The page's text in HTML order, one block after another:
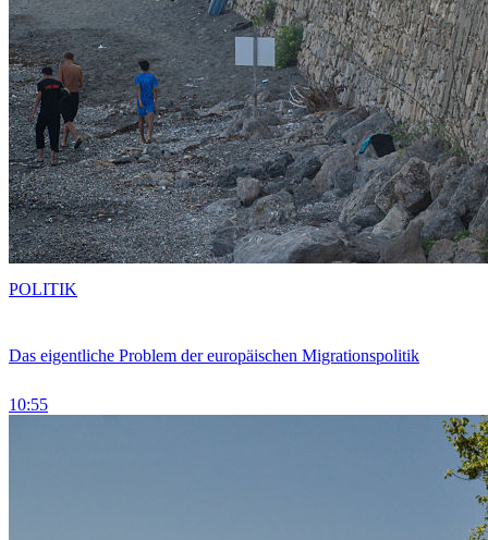
Das eigentliche Problem der europäischen Migrationspolitik
10:55
POLITIK